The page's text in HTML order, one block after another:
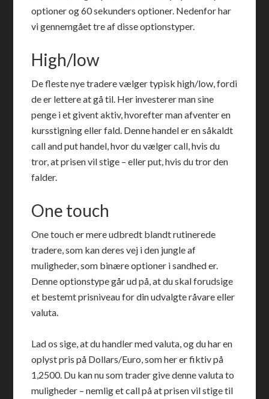
optioner og 60 sekunders optioner. Nedenfor har
vi gennemgået tre af disse optionstyper.
High/low
De fleste nye tradere vælger typisk high/low, fordi
de er lettere at gå til. Her investerer man sine
penge i et givent aktiv, hvorefter man afventer en
kursstigning eller fald. Denne handel er en såkaldt
call and put handel, hvor du vælger call, hvis du
tror, at prisen vil stige – eller put, hvis du tror den
falder.
One touch
One touch er mere udbredt blandt rutinerede
tradere, som kan deres vej i den jungle af
muligheder, som binære optioner i sandhed er.
Denne optionstype går ud på, at du skal forudsige
et bestemt prisniveau for din udvalgte råvare eller
valuta.
Lad os sige, at du handler med valuta, og du har en
oplyst pris på Dollars/Euro, som her er fiktiv på
1,2500. Du kan nu som trader give denne valuta to
muligheder – nemlig et call på at prisen vil stige til